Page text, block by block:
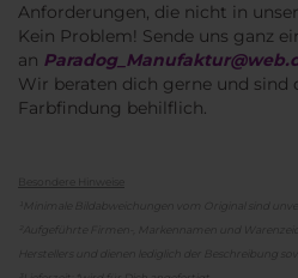
Anforderungen, die nicht in
Kein Problem! Sende uns ganz
an
Wir beraten dich gerne und sind
Farbfindung behilflich.
Besondere Hinweise
¹Minimale Bildabweichungen vom Original sind
²Aufgeführte Firmen-, Markennamen und
Herstellers und dienen lediglich der Beschreibung